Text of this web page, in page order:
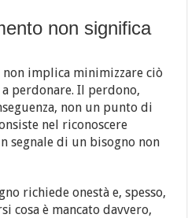
non significa
implica minimizzare ciò
perdonare. Il perdono,
non un punto di
nel riconoscere
segnale di un bisogno non
richiede onestà e, spesso,
cosa è mancato davvero,